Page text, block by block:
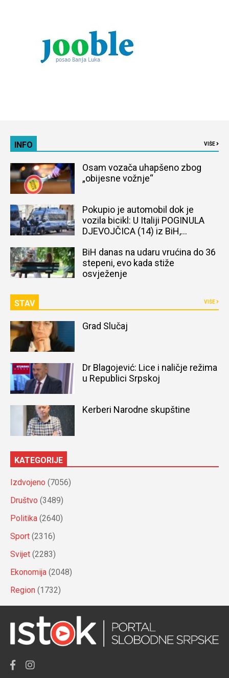
INFO VIŠE
Osam vozača uhapšeno zbog
„obijesne vožnje“
Pokupio je automobil dok je
vozila bicikl: U Italiji POGINULA
DJEVOJČICA (14) iz BiH,
BiH danas na udaru vrućina do 36
stepeni, evo kada stiže
osvježenje
STAV VIŠE
Grad Slučaj
Dr Blagojević: Lice i naličje režima
u Republici Srpskoj
Kerberi Narodne skupštine
KATEGORIJE
Izdvojeno (7056)
Društvo (3489)
Politika (2640)
Sport (2316)
Svijet (2283)
Ekonomija (2048)
Region (1732)